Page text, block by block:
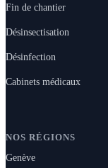
Fin de chantier
Désinsectisation
Désinfection
Cabinets médicaux
NOS RÉGIONS
Genève